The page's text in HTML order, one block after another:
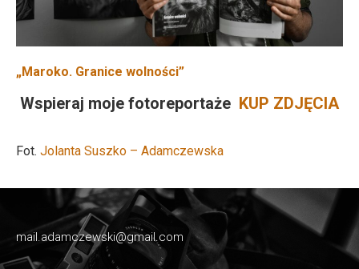
„Maroko. Granice wolności”
Wspieraj moje fotoreportaże KUP ZDJĘCIA
Fot. Jolanta Suszko – Adamczewska
mail.adamczewski@gmail.com